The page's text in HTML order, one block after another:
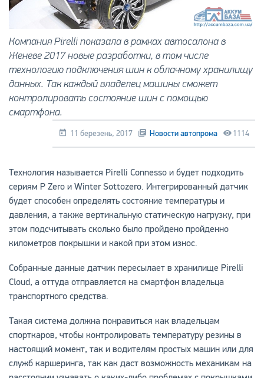
Компания Pirelli показала в рамках автосалона в
Женеве 2017 новые разработки, в том числе
технологию подключения шин к облачному хранилищу
данных. Так каждый владелец машины сможет
контролировать состояние шин с помощью
смартфона.
11 березень, 2017 Новости автопрома 1114
Технология называется Pirelli Connesso и будет подходить
сериям P Zero и Winter Sottozero. Интегрированный датчик
будет способен определять состояние температуры и
давления, а также вертикальную статическую нагрузку, при
этом подсчитывать сколько было пройдено пройденно
километров покрышки и какой при этом износ.
Собранные данные датчик пересылает в хранилище Pirelli
Cloud, а оттуда отправляется на смартфон владельца
транспортного средства.
Такая система должна понравиться как владельцам
спорткаров, чтобы контролировать температуру резины в
настоящий момент, так и водителям простых машин или для
служб каршеринга, так как даст возможность механикам на